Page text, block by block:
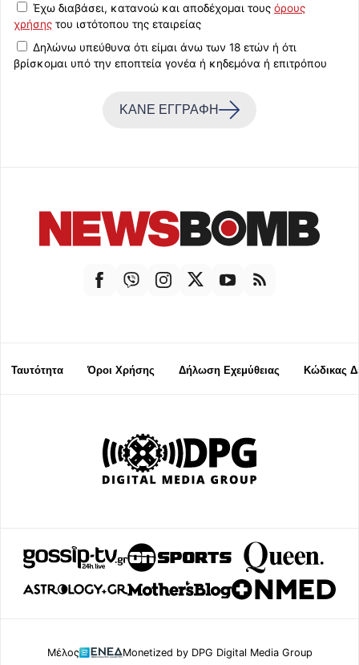
Έχω διαβάσει, κατανοώ και αποδέχομαι τους όρους
χρήσης του ιστότοπου της εταιρείας
Δηλώνω υπεύθυνα ότι είμαι άνω των 18 ετών ή ότι
βρίσκομαι υπό την εποπτεία γονέα ή κηδεμόνα ή επιτρόπου
ΚΑΝΕ ΕΓΓΡΑΦΗ
Ταυτότητα Όροι Χρήσης Δήλωση Εχεμύθειας Κώδικας
Μέλος Monetized by DPG Digital Media Group